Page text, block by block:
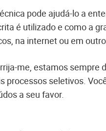
pode ajudá-lo a
é utilizado e como a
na internet ou em
me, estamos sempre
processos seletivos.
a seu favor.